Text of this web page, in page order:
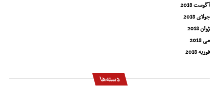
آگوست 2018
جولای 2018
ژوئن 2018
می 2018
فوریه 2018
دسته‌ها